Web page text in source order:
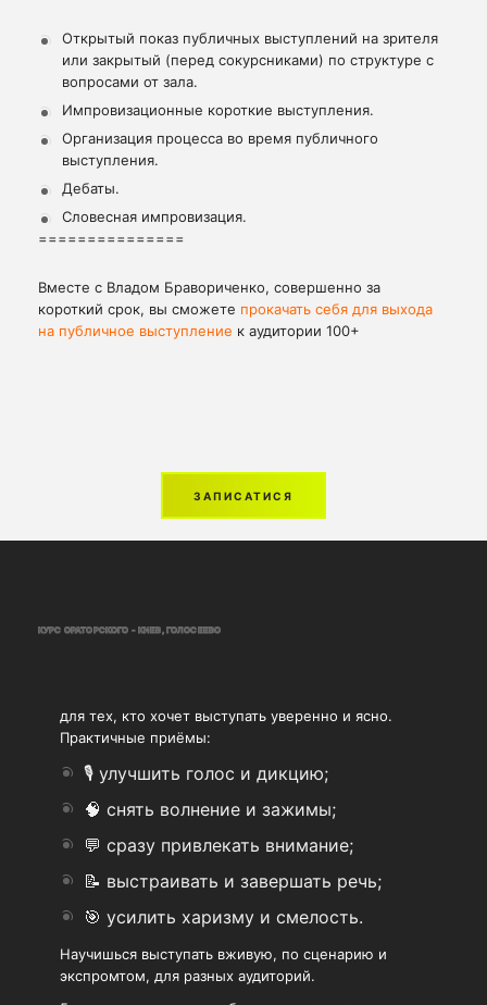
Открытый показ публичных выступлений на зрителя
или закрытый (перед сокурсниками) по структуре с
вопросами от зала.
Импровизационные короткие выступления.
Организация процесса во время публичного
выступления.
Дебаты.
Словесная импровизация.
===============
Вместе с Владом Бравориченко, совершенно за
короткий срок, вы сможете прокачать себя для выхода
на публичное выступление к аудитории 100+
ЗАПИСАТИСЯ
КУРС ОРАТОРСКОГО - КИЕВ, ГОЛОСЕЕВО
для тех, кто хочет выступать уверенно и ясно.
Практичные приёмы:
🎙 улучшить голос и дикцию;
🧠 снять волнение и зажимы;
💬 сразу привлекать внимание;
📝 выстраивать и завершать речь;
🎯 усилить харизму и смелость.
Научишься выступать вживую, по сценарию и
экспромтом, для разных аудиторий.